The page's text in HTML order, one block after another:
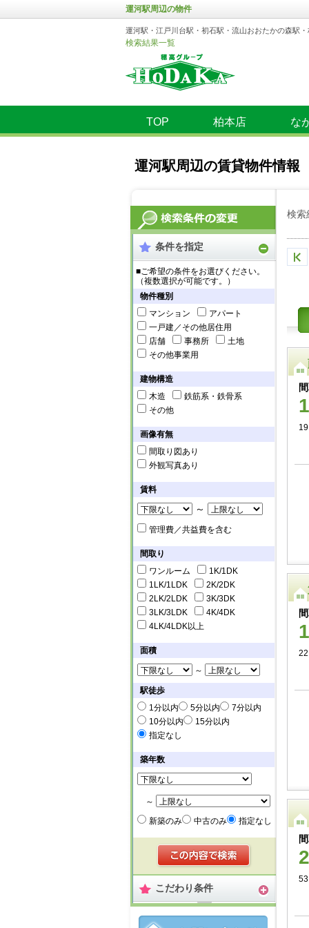
条件を指定
■ご希望の条件をお選びください。
（複数選択が可能です。）
物件種別
マンション
アパート
一戸建／その他居住用
店舗
事務所
土地
その他事業用
建物構造
木造
鉄筋系・鉄骨系
その他
画像有無
間取り図あり
外観写真あり
賃料
～
管理費／共益費を含む
間取り
ワンルーム
1K/1DK
1LK/1LDK
2K/2DK
2LK/2LDK
3K/3DK
3LK/3LDK
4K/4DK
4LK/4LDK以上
面積
～
駅徒歩
1分以内
5分以内
7分以内
10分以内
15分以内
指定なし
築年数
～
新築のみ
中古のみ 指定なし
こだわり条件
運河駅周辺の物件
運河駅・江戸川台駅・初石駅・流山おおたかの森駅
検索結果一覧
TOP 柏本店 な
運河駅周辺の賃貸物件情報
検索